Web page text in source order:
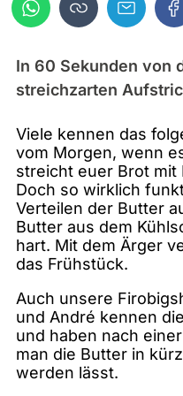
In 60 Sekunden von
streichzarten
Viele kennen das
vom Morgen, wenn
streicht euer Brot mit
Doch so wirklich
Verteilen der Butter
Butter aus dem
hart. Mit dem Ärger
das Frühstück.
Auch unsere
und André kennen
und haben nach
man die Butter in
werden lässt.